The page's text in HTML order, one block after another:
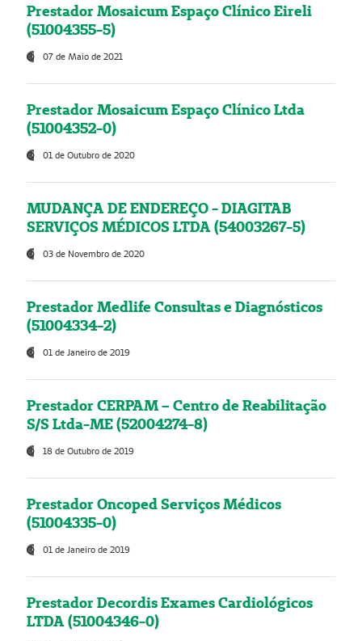
Prestador Mosaicum Espaço Clínico Eireli
(51004355-5)
07 de Maio de 2021
Prestador Mosaicum Espaço Clínico Ltda
(51004352-0)
01 de Outubro de 2020
MUDANÇA DE ENDEREÇO - DIAGITAB
SERVIÇOS MÉDICOS LTDA (54003267-5)
03 de Novembro de 2020
Prestador Medlife Consultas e Diagnósticos
(51004334-2)
01 de Janeiro de 2019
Prestador CERPAM – Centro de Reabilitação
S/S Ltda-ME (52004274-8)
18 de Outubro de 2019
Prestador Oncoped Serviços Médicos
(51004335-0)
01 de Janeiro de 2019
Prestador Decordis Exames Cardiológicos
LTDA (51004346-0)